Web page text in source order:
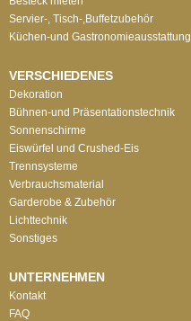
Servier-, Tisch-,Buffetzubehör
Küchen-und Gastronomieausstattung
VERSCHIEDENES
Dekoration
Bühnen-und Präsentationstechnik
Sonnenschirme
Eiswürfel und Crushed-Eis
Trennsysteme
Verbrauchsmaterial
Garderobe & Zubehör
Lichttechnik
Sonstiges
UNTERNEHMEN
Kontakt
FAQ